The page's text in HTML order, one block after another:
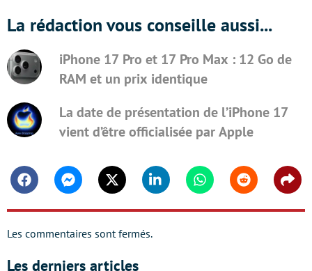
La rédaction vous conseille aussi...
iPhone 17 Pro et 17 Pro Max : 12 Go de
RAM et un prix identique
La date de présentation de l’iPhone 17
vient d’être officialisée par Apple
FacebookMessengerTwitter Linkedin WhatsappReddit
Les commentaires sont fermés.
Les derniers articles